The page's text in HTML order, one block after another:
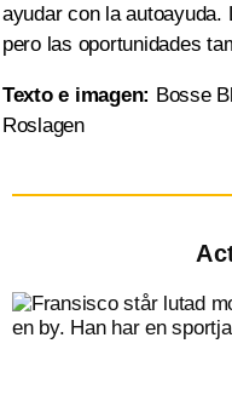
ayudar con la autoayuda.
pero las oportunidades
Texto e imagen: Bosse
Roslagen